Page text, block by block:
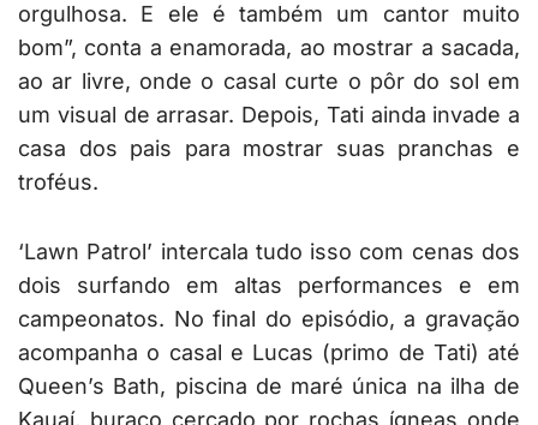
orgulhosa. E ele é também um cantor muito
bom”, conta a enamorada, ao mostrar a sacada,
ao ar livre, onde o casal curte o pôr do sol em
um visual de arrasar. Depois, Tati ainda invade a
casa dos pais para mostrar suas pranchas e
troféus.
‘Lawn Patrol’ intercala tudo isso com cenas dos
dois surfando em altas performances e em
campeonatos. No final do episódio, a gravação
acompanha o casal e Lucas (primo de Tati) até
Queen’s Bath, piscina de maré única na ilha de
Kauaí, buraco cercado por rochas ígneas onde